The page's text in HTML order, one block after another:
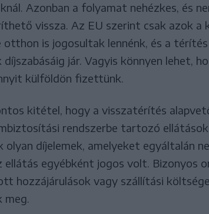
Azonban a folyamat nehézkes, és
vissza. Az EU szerint csak azok a
otthon is jogosultak lennénk, és a
díjszabásáig jár. Vagyis könnyen lehet,
külföldön fizettünk.
kitétel, hogy a visszatérítés
rendszerbe tartozó
olyan díjelemek, amelyeket egyáltalán
ellátás egyébként jogos volt. Bizonyos
hozzájárulások vagy szállítási